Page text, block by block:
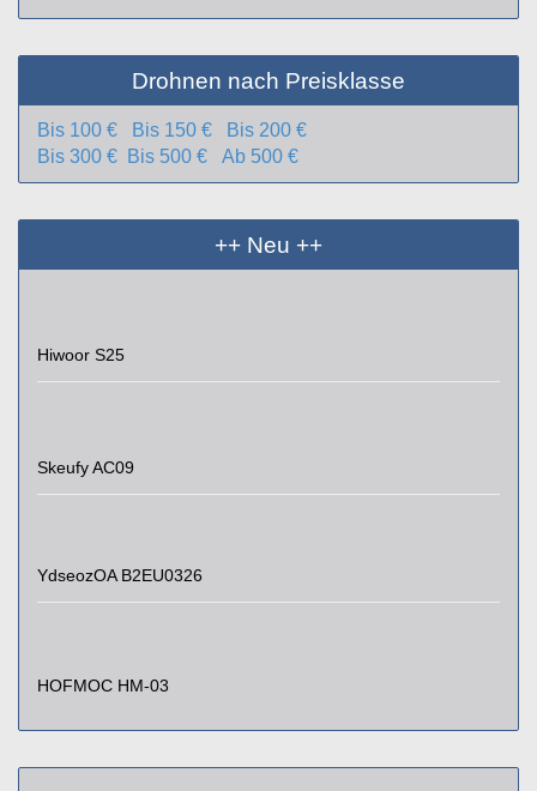
Drohnen nach Preisklasse
Bis 100 € Bis 150 €
Bis 200 €
Bis 300 € Bis 500 € Ab 500 €
++ Neu ++
Hiwoor S25
Skeufy AC09
YdseozOA B2EU0326
HOFMOC HM-03